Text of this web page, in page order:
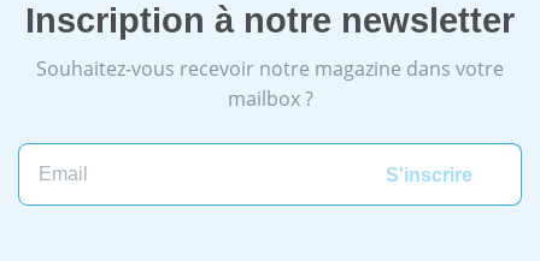
Inscription à notre newsletter
Souhaitez-vous recevoir notre magazine dans votre
mailbox ?
Email